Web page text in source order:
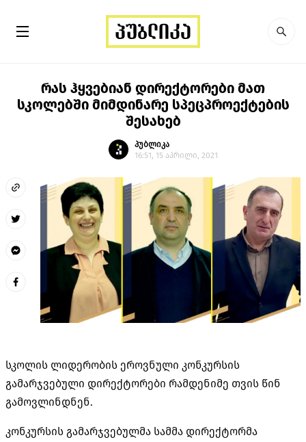
რას ჰყვებიან დირექტორები მათ
სკოლებში მიმდინარე სპეცპროექტების
შესახებ
პუბლიკა
16:51, 15 აპრილი, 2021
სკოლის ლიდერობის ეროვნული კონკურსის
გამარჯვებული დირექტორები რამდენიმე თვის წინ
გამოვლინდნენ.
კონკურსის გამარჯვებულმა სამმა დირექტორმა